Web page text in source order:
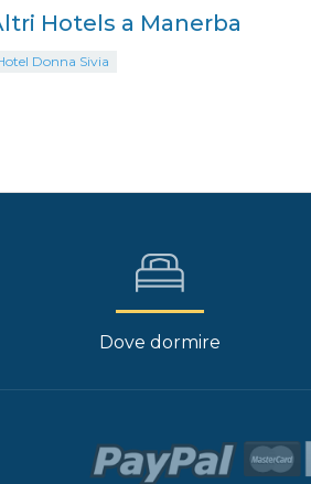
Hotels a Manerba
Donna Sivia
Dove dormire